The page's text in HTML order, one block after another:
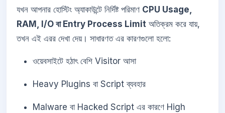
যখন আপনার হোস্টিং অ্যাকাউন্টে নির্দিষ্ট পরিমাণ CPU Usage,
RAM, I/O বা Entry Process Limit অতিক্রম করে যায়,
তখন এই এরর দেখা দেয়। সাধারণত এর কারণগুলো হলো:
ওয়েবসাইটে হঠাৎ বেশি Visitor আসা
Heavy Plugins বা Script ব্যবহার
Malware বা Hacked Script এর কারণে High